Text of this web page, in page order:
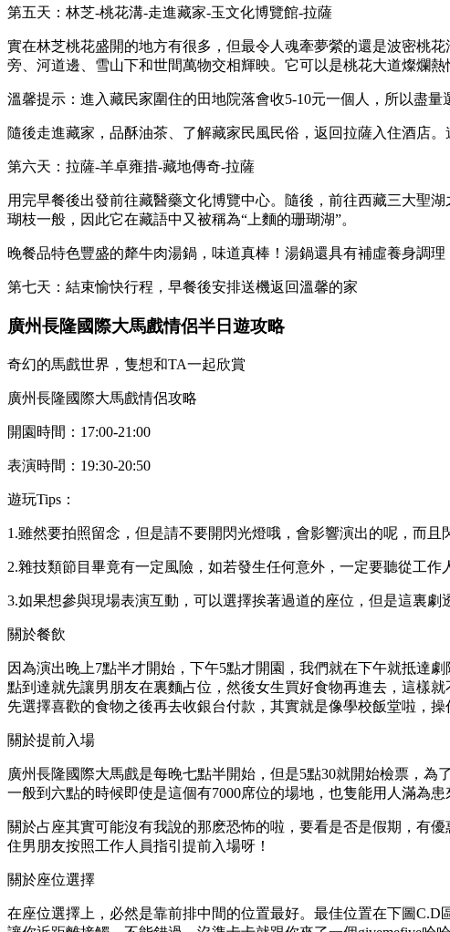
第五天：林芝-桃花溝-走進藏家-玉文化博覽館-拉薩
實在林芝桃花盛開的地方有很多，但最令人魂牽夢縈的還是波密桃
旁、河道邊、雪山下和世間萬物交相輝映。它可以是桃花大道燦爛
溫馨提示：進入藏民家圍住的田地院落會收5-10元一個人，所以盡量
隨後走進藏家，品酥油茶、了解藏家民風民俗，返回拉薩入住酒店。
第六天：拉薩-羊卓雍措-藏地傳奇-拉薩
用完早餐後出發前往藏醫藥文化博覽中心。隨後，前往西藏三大聖
瑚枝一般，因此它在藏語中又被稱為“上麵的珊瑚湖”。
晚餐品特色豐盛的犛牛肉湯鍋，味道真棒！湯鍋還具有補虛養身調理
第七天：結束愉快行程，早餐後安排送機返回溫馨的家
廣州長隆國際大馬戲情侶半日遊攻略
奇幻的馬戲世界，隻想和TA一起欣賞
廣州長隆國際大馬戲情侶攻略
開園時間：17:00-21:00
表演時間：19:30-20:50
遊玩Tips：
1.雖然要拍照留念，但是請不要開閃光燈哦，會影響演出的呢，而且
2.雜技類節目畢竟有一定風險，如若發生任何意外，一定要聽從工
3.如果想參與現場表演互動，可以選擇挨著過道的座位，但是這裏
關於餐飲
因為演出晚上7點半才開始，下午5點才開園，我們就在下午就抵達
點到達就先讓男朋友在裏麵占位，然後女生買好食物再進去，這樣
先選擇喜歡的食物之後再去收銀台付款，其實就是像學校飯堂啦，
關於提前入場
廣州長隆國際大馬戲是每晚七點半開始，但是5點30就開始檢票，
一般到六點的時候即使是這個有7000席位的場地，也隻能用人滿
關於占座其實可能沒有我說的那麽恐怖的啦，要看是否是假期，有
住男朋友按照工作人員指引提前入場呀！
關於座位選擇
在座位選擇上，必然是靠前排中間的位置最好。最佳位置在下圖